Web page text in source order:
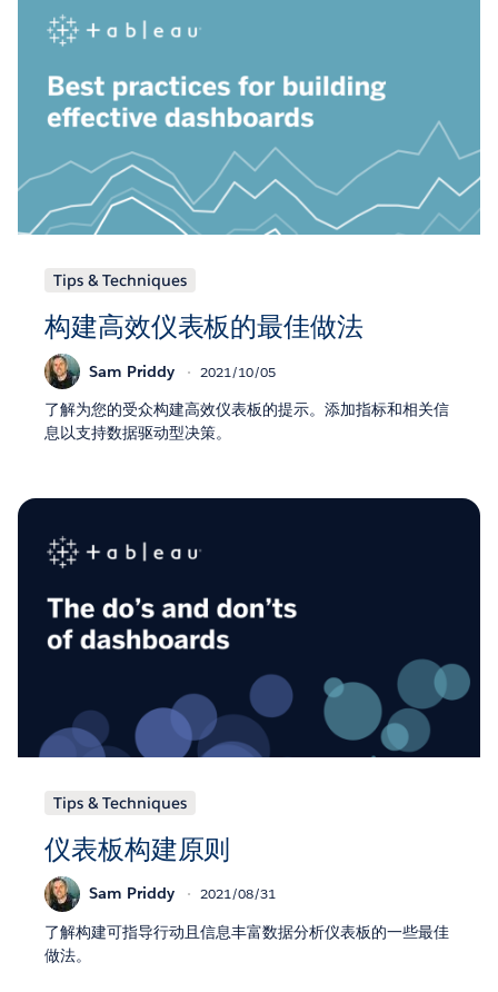
Tips & Techniques
构建高效仪表板的最佳做法
Sam Priddy 2021/10/05
了解为您的受众构建高效仪表板的提示。添加指标和相关信
息以支持数据驱动型决策。
Tips & Techniques
仪表板构建原则
Sam Priddy 2021/08/31
了解构建可指导行动且信息丰富数据分析仪表板的一些最佳
做法。